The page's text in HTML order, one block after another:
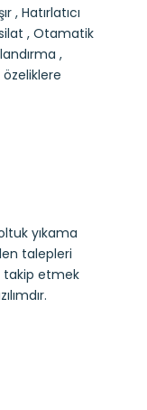
, Hatırlatıcı
, Otamatik
,
yıkama
talepleri
takip etmek